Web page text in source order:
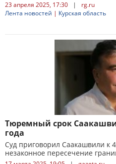
23 апреля 2025, 17:30 |
rg.ru
Лента новостей | Курская область
Тюремный срок
года
Суд приговорил Саакашвили к
незаконное пересечение